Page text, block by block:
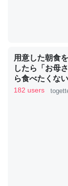
─たまにLINEす
コミュニケーシ
ちょうど同じ
とかSpotifyを
り時間を日数
それを実質
─たまにLINEす
コミュニケーシ
用意した朝食
したら「お母
ら食べたくな
食べなくてい
182 users